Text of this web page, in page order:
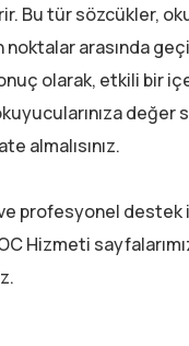
Bu tür sözcükler,
noktalar arasında
olarak, etkili bir
değer
almalısınız.
profesyonel destek
Hizmeti